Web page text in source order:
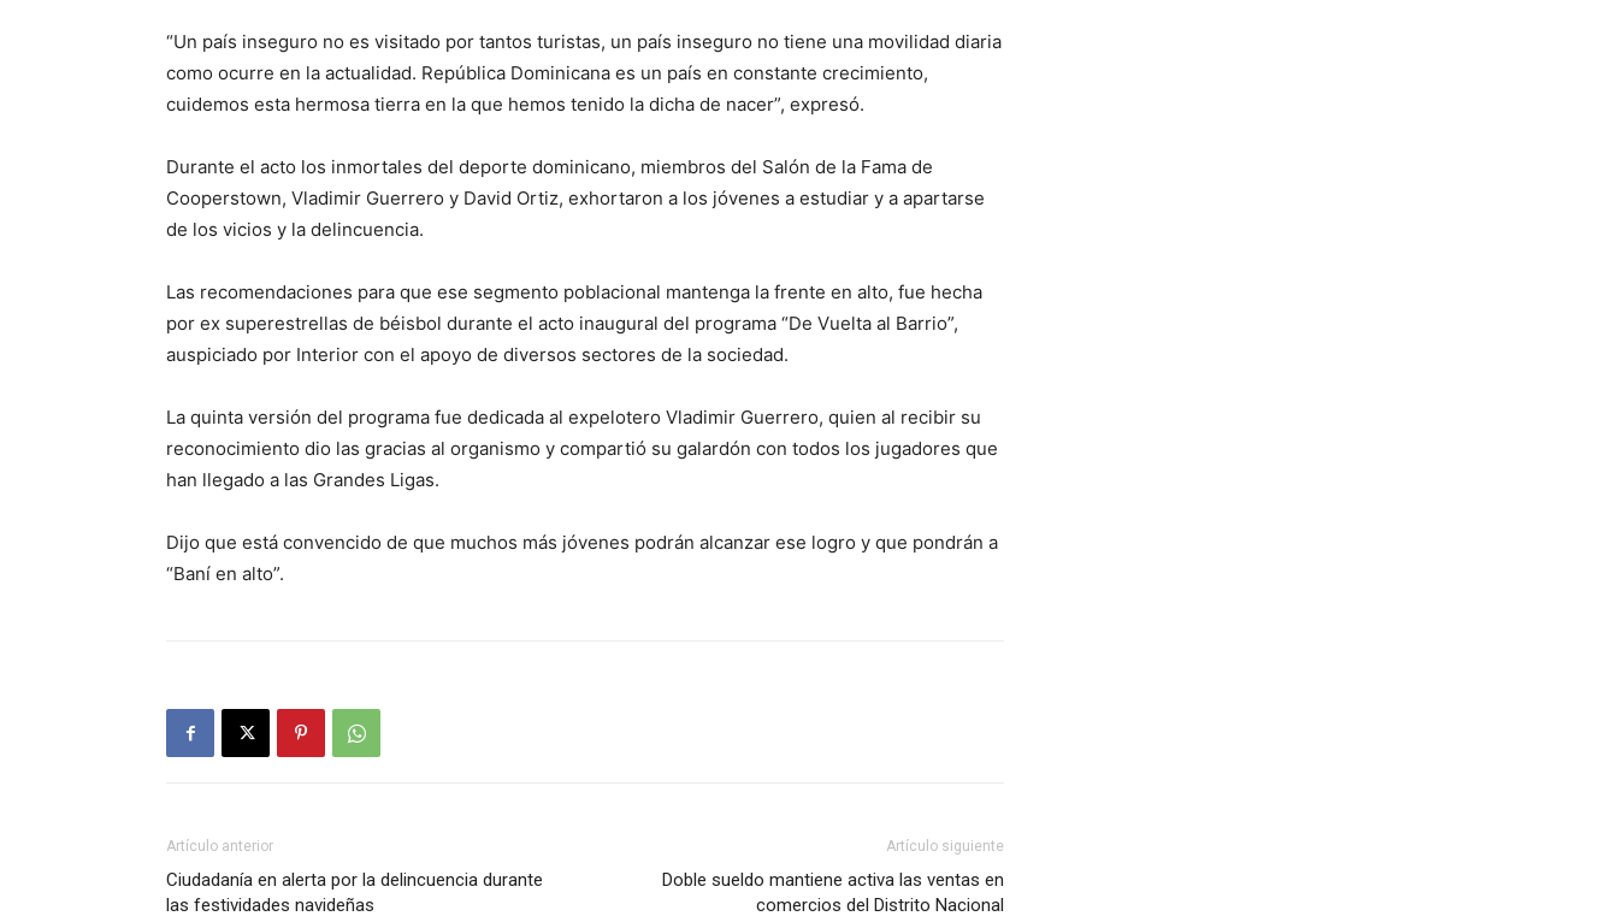
“Un país inseguro no es visitado por tantos turistas, un país inseguro no tiene una movilidad diaria
como ocurre en la actualidad. República Dominicana es un país en constante crecimiento,
cuidemos esta hermosa tierra en la que hemos tenido la dicha de nacer”, expresó.
Durante el acto los inmortales del deporte dominicano, miembros del Salón de la Fama de
Cooperstown, Vladimir Guerrero y David Ortiz, exhortaron a los jóvenes a estudiar y a apartarse
de los vicios y la delincuencia.
Las recomendaciones para que ese segmento poblacional mantenga la frente en alto, fue hecha
por ex superestrellas de béisbol durante el acto inaugural del programa “De Vuelta al Barrio”,
auspiciado por Interior con el apoyo de diversos sectores de la sociedad.
La quinta versión del programa fue dedicada al expelotero Vladimir Guerrero, quien al recibir su
reconocimiento dio las gracias al organismo y compartió su galardón con todos los jugadores que
han llegado a las Grandes Ligas.
Dijo que está convencido de que muchos más jóvenes podrán alcanzar ese logro y que pondrán a
“Baní en alto”.
Artículo anterior
Ciudadanía en alerta por la delincuencia durante
las festividades navideñas
Artículo siguiente
Doble sueldo mantiene activa las ventas en
comercios del Distrito Nacional